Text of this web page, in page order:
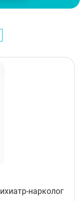
нарколог